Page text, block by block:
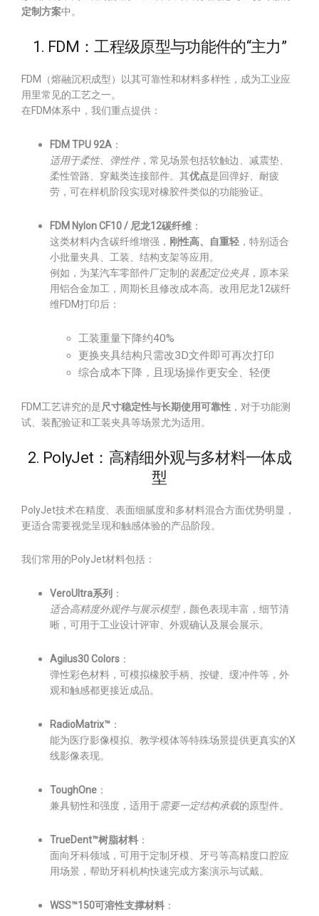
定制方案中。
1. FDM：工程级原型与功能件的“主力”
FDM（熔融沉积成型）以其可靠性和材料多样性，成为工业应
用里常见的工艺之一。
在FDM体系中，我们重点提供：
FDM TPU 92A ：
适用于柔性、弹性件，常见场景包括软触边、减震垫、
柔性管路、穿戴类连接部件。其优点是回弹好、耐疲
劳，可在样机阶段实现对橡胶件类似的功能验证。
FDM Nylon CF10 / 尼龙12碳纤维 ：
这类材料内含碳纤维增强， 刚性高、自重轻 ，特别适合
小批量夹具、工装、结构支架等应用。
例如，为某汽车零部件厂定制的装配定位夹具 ，原本采
用铝合金加工，周期长且修改成本高。改用尼龙12碳纤
维FDM打印后：
工装重量下降约40%
更换夹具结构只需改3D文件即可再次打印
综合成本下降，且现场操作更安全、轻便
FDM工艺讲究的是尺寸稳定性与长期使用可靠性 ，对于功能测
试、装配验证和工装夹具等场景尤为适用。
2. PolyJet：高精细外观与多材料一体成
型
PolyJet技术在精度、表面细腻度和多材料混合方面优势明显，
更适合需要视觉呈现和触感体验的产品阶段。
我们常用的PolyJet材料包括：
VeroUltra系列 ：
适合高精度外观件与展示模型，颜色表现丰富，细节清
晰，可用于工业设计评审、外观确认及展会展示。
Agilus30 Colors ：
弹性彩色材料，可模拟橡胶手柄、按键、缓冲件等，外
观和触感都更接近成品。
RadioMatrix™ ：
能为医疗影像模拟、教学模体等特殊场景提供更真实的X
线影像表现。
ToughOne ：
兼具韧性和强度，适用于需要一定结构承载的原型件。
TrueDent™树脂材料 ：
面向牙科领域，可用于定制牙模、牙弓等高精度口腔应
用场景，帮助牙科机构快速完成方案演示与试戴。
WSS™150可溶性支撑材料 ：